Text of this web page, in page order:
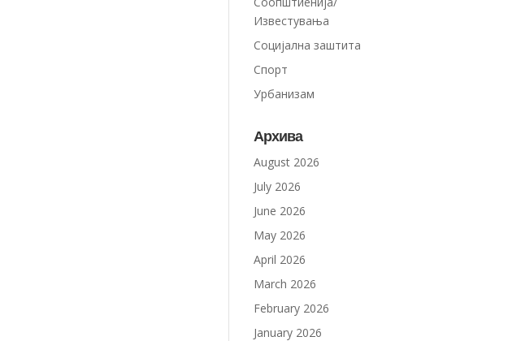
Известувања
Социјална заштита
Спорт
Урбанизам
Архива
August 2026
July 2026
June 2026
May 2026
April 2026
March 2026
February 2026
January 2026